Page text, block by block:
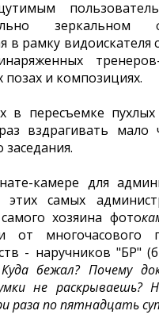
зеркальном
в рамку
позах и композициях.
в пересъемке
вздрагивать мало
заседания.
камере для
этих самых
хозяина фото
от многочасового
- наручников "БР"
бежал? Почему
не раскрываешь?
раза по пятнадцать